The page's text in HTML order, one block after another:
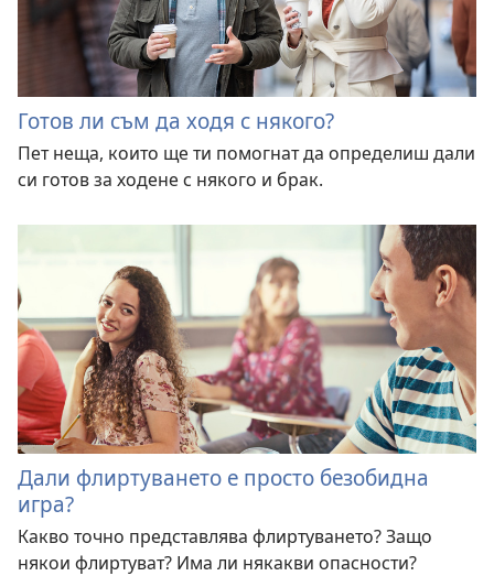
Готов ли съм да ходя с някого?
Пет неща, които ще ти помогнат да определиш дали
си готов за ходене с някого и брак.
Дали флиртуването е просто безобидна
игра?
Какво точно представлява флиртуването? Защо
някои флиртуват? Има ли някакви опасности?